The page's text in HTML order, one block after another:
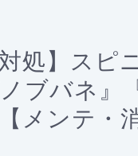
対処】スピ
ノブバネ
メンテ・